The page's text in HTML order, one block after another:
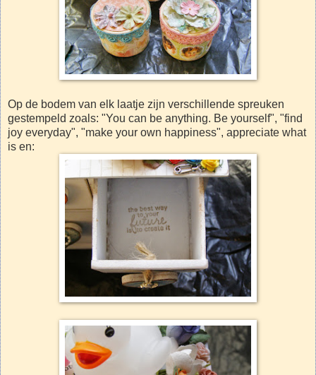
Op de bodem van elk laatje zijn verschillende spreuken
gestempeld zoals: "You can be anything. Be yourself", "find
joy everyday", "make your own happiness", appreciate what
is en: